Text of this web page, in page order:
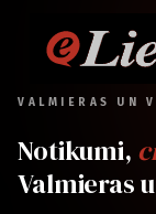
VALMIERAS UN
Notikumi,
Valmieras